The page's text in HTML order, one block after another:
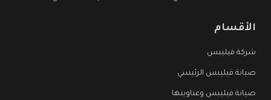
الأقسام
شركة فيليبس
صيانة فيليبس الرئيسي
صيانة فيليبس وعناوينها